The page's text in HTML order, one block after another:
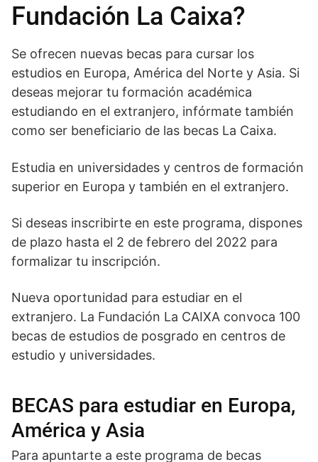
Fundación La Caixa?
Se ofrecen nuevas becas para cursar los
estudios en Europa, América del Norte y Asia. Si
deseas mejorar tu formación académica
estudiando en el extranjero, infórmate también
como ser beneficiario de las becas La Caixa.
Estudia en universidades y centros de formación
superior en Europa y también en el extranjero.
Si deseas inscribirte en este programa, dispones
de plazo hasta el 2 de febrero del 2022 para
formalizar tu inscripción.
Nueva oportunidad para estudiar en el
extranjero. La Fundación La CAIXA convoca 100
becas de estudios de posgrado en centros de
estudio y universidades.
BECAS para estudiar en Europa,
América y Asia
Para apuntarte a este programa de becas